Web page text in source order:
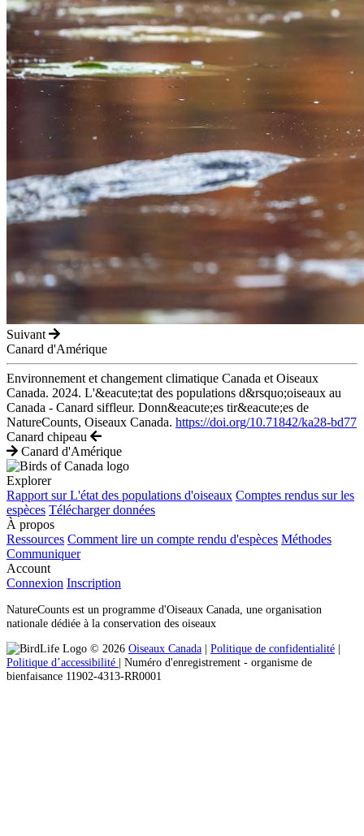
Suivant
Canard d'Amérique
Environnement et changement climatique Canada et Oiseaux
Canada. 2024. L'&eacute;tat des populations d&rsquo;oiseaux au
Canada - Canard siffleur. Donn&eacute;es tir&eacute;es de
NatureCounts, Oiseaux Canada. https://doi.org/10.71842/ka28-bd77
Canard chipeau
Canard d'Amérique
Explorer
Rapport sur L'état des populations d'oiseaux Comptes rendus sur les
espèces Télécharger données
À propos
Ressources Comment lire un compte rendu d'espèces Méthodes
Communiquer
Account
Connexion Inscription
NatureCounts est un programme d'Oiseaux Canada, une organisation
nationale dédiée à la conservation des oiseaux
© 2026 Oiseaux Canada | Politique de confidentialité |
Politique d’accessibilité | Numéro d'enregistrement ‐ organisme de
bienfaisance 11902-4313-RR0001